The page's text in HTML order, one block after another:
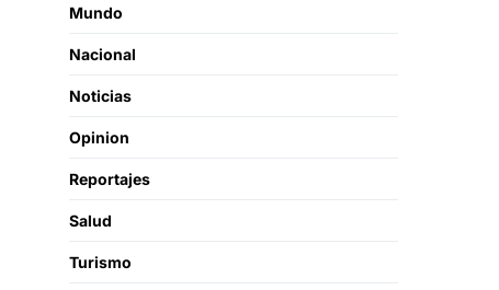
Mundo
Nacional
Noticias
Opinion
Reportajes
Salud
Turismo